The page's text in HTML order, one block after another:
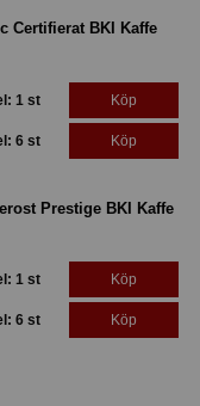
Certifierat BKI Kaffe
1 st Köp
6 st Köp
Prestige BKI Kaffe
1 st Köp
6 st Köp